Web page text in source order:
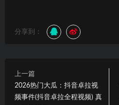
分享到：
上一篇
2026热门大瓜：抖音卓拉视
频事件(抖音卓拉全程视频) 真